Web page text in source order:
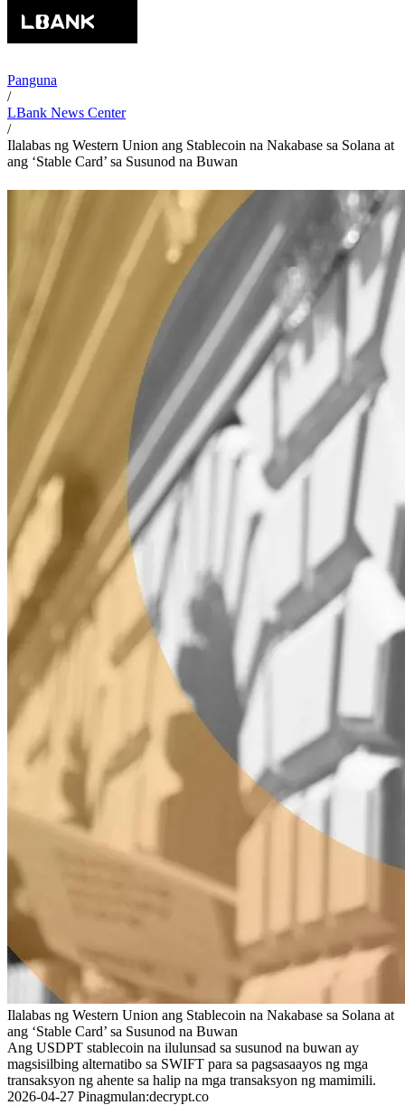
Panguna
/
LBank News Center
/
Ilalabas ng Western Union ang Stablecoin na Nakabase sa Solana at
ang ‘Stable Card’ sa Susunod na Buwan
Ilalabas ng Western Union ang Stablecoin na Nakabase sa Solana at
ang ‘Stable Card’ sa Susunod na Buwan
Ang USDPT stablecoin na ilulunsad sa susunod na buwan ay
magsisilbing alternatibo sa SWIFT para sa pagsasaayos ng mga
transaksyon ng ahente sa halip na mga transaksyon ng mamimili.
2026-04-27 Pinagmulan:decrypt.co